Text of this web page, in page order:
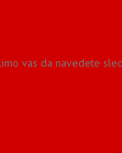
vas da navedete